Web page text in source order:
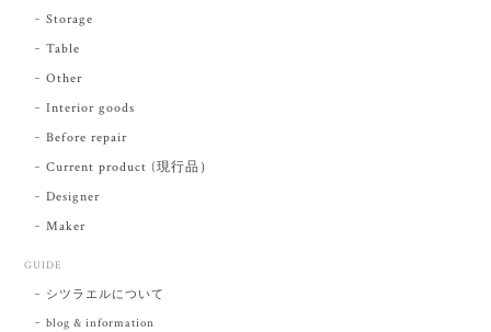
Storage
Table
Other
Interior goods
Before repair
Current product (現行品）
Designer
Maker
GUIDE
シツラエルについて
blog & information